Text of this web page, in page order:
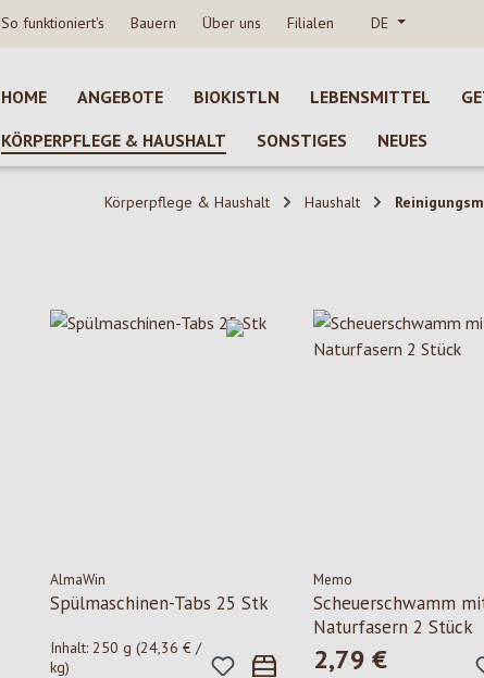
So funktioniert's Bauern Über uns Filialen DE
HOME ANGEBOTE BIOKISTLN LEBENSMITTEL
KÖRPERPFLEGE & HAUSHALT
SONSTIGES NEUES
Körperpflege & Haushalt Haushalt
AlmaWin
Spülmaschinen-Tabs 25 Stk
Inhalt: 250 g (24,36 € /
kg)
Memo
Scheuerschwamm
Naturfasern 2 Stück
Regulärer Preis:
2,79 €